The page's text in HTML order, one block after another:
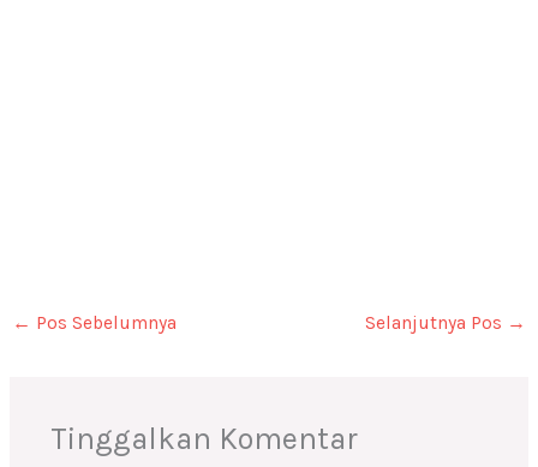
← Pos Sebelumnya Selanjutnya Pos →
Tinggalkan Komentar